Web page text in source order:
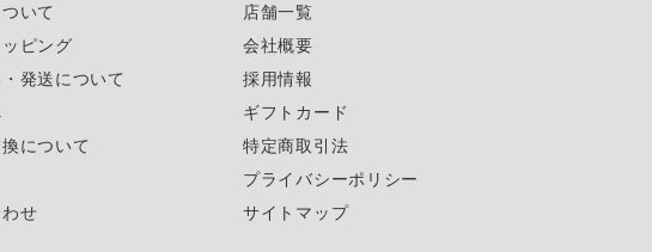
いて
ピング
発送について
について
せ
店舗一覧
会社概要
採用情報
ギフトカード
特定商取引法
プライバシーポリシー
サイトマップ